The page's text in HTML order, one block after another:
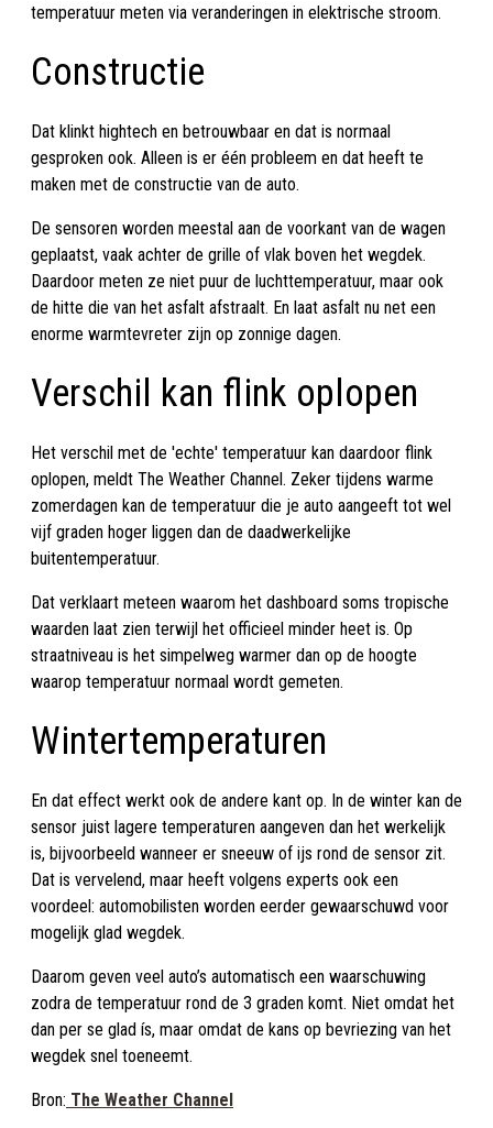
temperatuur meten via veranderingen in elektrische stroom.
Constructie
Dat klinkt hightech en betrouwbaar en dat is normaal
gesproken ook. Alleen is er één probleem en dat heeft te
maken met de constructie van de auto.
De sensoren worden meestal aan de voorkant van de wagen
geplaatst, vaak achter de grille of vlak boven het wegdek.
Daardoor meten ze niet puur de luchttemperatuur, maar ook
de hitte die van het asfalt afstraalt. En laat asfalt nu net een
enorme warmtevreter zijn op zonnige dagen.
Verschil kan flink oplopen
Het verschil met de 'echte' temperatuur kan daardoor flink
oplopen, meldt The Weather Channel. Zeker tijdens warme
zomerdagen kan de temperatuur die je auto aangeeft tot wel
vijf graden hoger liggen dan de daadwerkelijke
buitentemperatuur.
Dat verklaart meteen waarom het dashboard soms tropische
waarden laat zien terwijl het officieel minder heet is. Op
straatniveau is het simpelweg warmer dan op de hoogte
waarop temperatuur normaal wordt gemeten.
Wintertemperaturen
En dat effect werkt ook de andere kant op. In de winter kan de
sensor juist lagere temperaturen aangeven dan het werkelijk
is, bijvoorbeeld wanneer er sneeuw of ijs rond de sensor zit.
Dat is vervelend, maar heeft volgens experts ook een
voordeel: automobilisten worden eerder gewaarschuwd voor
mogelijk glad wegdek.
Daarom geven veel auto’s automatisch een waarschuwing
zodra de temperatuur rond de 3 graden komt. Niet omdat het
dan per se glad ís, maar omdat de kans op bevriezing van het
wegdek snel toeneemt.
Bron: The Weather Channel